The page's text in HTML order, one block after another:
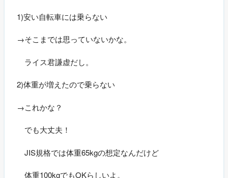
1)安い自転車には乗らない
→そこまでは思っていないかな。
ライス君謙虚だし。
2)体重が増えたので乗らない
→これかな？
でも大丈夫！
JIS規格では体重65kgの想定なんだけど
体重100kgでもOKらしいよ。